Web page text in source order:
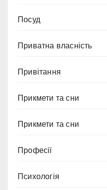
Посуд
Приватна власність
Привітання
Прикмети та сни
Прикмети та сни
Професії
Психологія